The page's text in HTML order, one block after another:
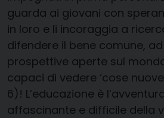
guarda ai giovani con
in loro e li incoraggia a
difendere il bene comune,
prospettive aperte sul
capaci di vedere ‘cose
6)! L’educazione è
affascinante e difficile della